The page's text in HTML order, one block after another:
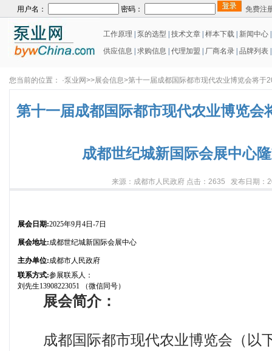
用户名： 密码： 免费注
工作原理 泵的选型 技术文章 样本下载 新闻中心
供应信息
求购信息 代理加盟 厂商名录 品牌列表
您当前的位置： ·泵业网>>展会信息>第十一届成都国际都市现代农业博览会将
第十一届成都国际都市现代农业博览会
成都世纪城新国际会展中心
来源：成都市人民政府 点击：2635 发布日期：
展会日期:2025年9月4日-7日
展会地址:成都世纪城新国际会展中心
主办单位:成都市人民政府
联系方式:参展联系人：
刘先生13908223051 （微信同号）
展会简介：
成都国际都市现代农业博览会（以